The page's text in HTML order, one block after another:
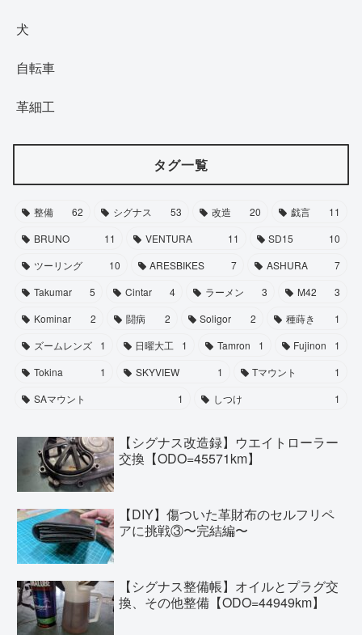
犬
自転車
革細工
タグ一覧
整備 62 シグナス 53 改造 20 戯言
11
BRUNO
11 VENTURA 11 SD15
10
ツーリング
10 ARESBIKES 7 ASHURA
7
Takumar
5 Cintar 4 ラーメン 3 M42
3
Kominar
2 闘病 2 Soligor 2 種蒔き
1
ズームレンズ
1 日曜大工 1 Tamron 1 Fujinon
1
Tokina
1 SKYVIEW 1 Tマウント
1
SAマウント
1 しつけ 1
【シグナス改造録】ウエイトローラー
交換【ODO=45571km】
【DIY】傷ついた革財布のセルフリペ
アに挑戦③〜完結編〜
【シグナス整備帳】オイルとプラグ交
換、その他整備【ODO=44949km】